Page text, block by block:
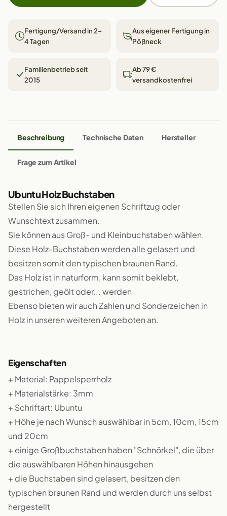
Fertigung/Versand in 2–
4 Tagen
Aus eigener Fertigung in
Pößneck
Familienbetrieb seit
2015
Ab 79 €
versandkostenfrei
Beschreibung Technische Daten Hersteller
Frage zum Artikel
Ubuntu Holz Buchstaben
Stellen Sie sich Ihren eigenen Schriftzug oder
Wunschtext zusammen.
Sie können aus Groß- und Kleinbuchstaben wählen.
Diese Holz-Buchstaben werden alle gelasert und
besitzen somit den typischen braunen Rand.
Das Holz ist in naturform, kann somit beklebt,
gestrichen, geölt oder... werden
Ebenso bieten wir auch Zahlen und Sonderzeichen in
Holz in unseren weiteren Angeboten an.
Eigenschaften
+ Material: Pappelsperrholz
+ Materialstärke: 3mm
+ Schriftart: Ubuntu
+ Höhe je nach Wunsch auswählbar in 5cm, 10cm, 15cm
und 20cm
+ einige Großbuchstaben haben "Schnörkel", die über
die auswählbaren Höhen hinausgehen
+ die Buchstaben sind gelasert, besitzen den
typischen braunen Rand und werden durch uns selbst
hergestellt